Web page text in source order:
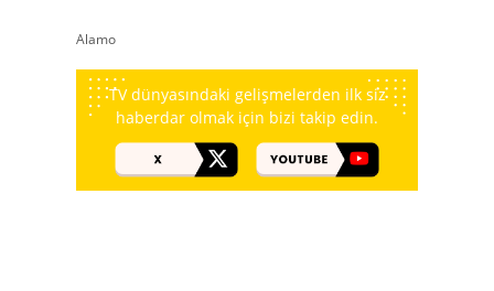
Alamo
TV dünyasındaki gelişmelerden ilk siz
haberdar olmak için bizi takip edin.